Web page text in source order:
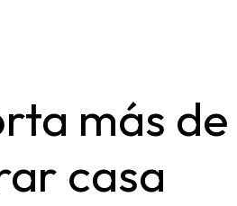
más de
casa